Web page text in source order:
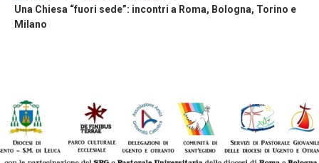
Una Chiesa “fuori sede”: incontri a Roma, Bologna, Torino e
Milano